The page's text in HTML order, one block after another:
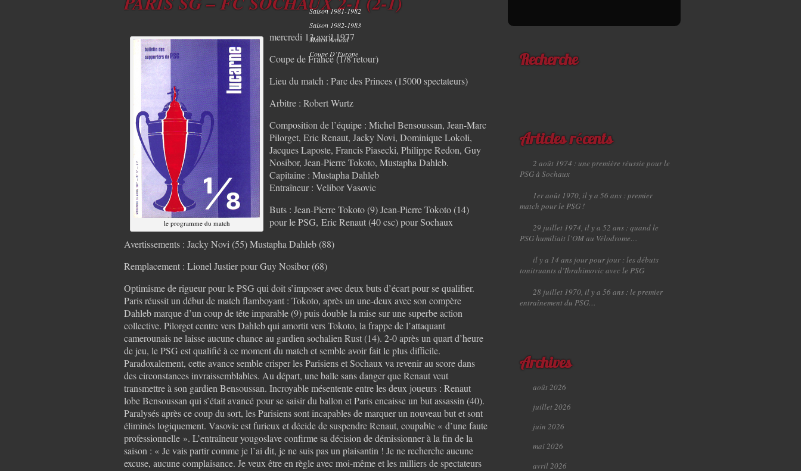
Saison 1981-1982
Saison 1982-1983
Match Amical
Coupe D’Europe
le programme du match
mercredi 13 avril 1977
Coupe de France (1/8 retour)
Lieu du match : Parc des Princes (15000 spectateurs)
Arbitre : Robert Wurtz
Composition de l’équipe : Michel Bensoussan, Jean-Marc
Pilorget, Eric Renaut, Jacky Novi, Dominique Lokoli,
Jacques Laposte, Francis Piasecki, Philippe Redon, Guy
Nosibor, Jean-Pierre Tokoto, Mustapha Dahleb.
Capitaine : Mustapha Dahleb
Entraîneur : Velibor Vasovic
Buts : Jean-Pierre Tokoto (9) Jean-Pierre Tokoto (14)
pour le PSG, Eric Renaut (40 csc) pour Sochaux
Avertissements : Jacky Novi (55) Mustapha Dahleb (88)
Remplacement : Lionel Justier pour Guy Nosibor (68)
Optimisme de rigueur pour le PSG qui doit s’imposer avec deux buts d’écart pour se qualifier.
Paris réussit un début de match flamboyant : Tokoto, après un une-deux avec son compère
Dahleb marque d’un coup de tête imparable (9) puis double la mise sur une superbe action
collective. Pilorget centre vers Dahleb qui amortit vers Tokoto, la frappe de l’attaquant
camerounais ne laisse aucune chance au gardien sochalien Rust (14). 2-0 après un quart d’heure
de jeu, le PSG est qualifié à ce moment du match et semble avoir fait le plus difficile.
Paradoxalement, cette avance semble crisper les Parisiens et Sochaux va revenir au score dans
des circonstances invraissemblables. Au départ, une balle sans danger que Renaut veut
transmettre à son gardien Bensoussan. Incroyable mésentente entre les deux joueurs : Renaut
lobe Bensoussan qui s’était avancé pour se saisir du ballon et Paris encaisse un but assassin (40).
Paralysés après ce coup du sort, les Parisiens sont incapables de marquer un nouveau but et sont
éliminés logiquement. Vasovic est furieux et décide de suspendre Renaut, coupable « d’une faute
professionnelle ». L’entraîneur yougoslave confirme sa décision de démissionner à la fin de la
saison : « Je vais partir comme je l’ai dit, je ne suis pas un plaisantin ! Je ne recherche aucune
excuse, aucune complaisance. Je veux être en règle avec moi-même et les milliers de spectateurs
Recherche
Articles récents
2 août 1974 : une première réussie pour le
PSG à Sochaux
1er août 1970, il y a 56 ans : premier
match pour le PSG !
29 juillet 1974, il y a 52 ans : quand le
PSG humiliait l’OM au Vélodrome…
il y a 14 ans jour pour jour : les débuts
tonitruants d’Ibrahimovic avec le PSG
28 juillet 1970, il y a 56 ans : le premier
entraînement du PSG…
Archives
août 2026
juillet 2026
juin 2026
mai 2026
avril 2026